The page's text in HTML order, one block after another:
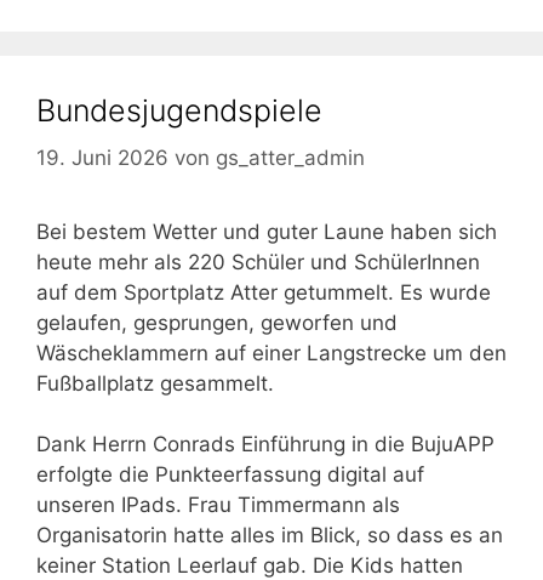
Bundesjugendspiele
19. Juni 2026 von gs_atter_admin
Bei bestem Wetter und guter Laune haben sich
heute mehr als 220 Schüler und SchülerInnen
auf dem Sportplatz Atter getummelt. Es wurde
gelaufen, gesprungen, geworfen und
Wäscheklammern auf einer Langstrecke um den
Fußballplatz gesammelt.
Dank Herrn Conrads Einführung in die BujuAPP
erfolgte die Punkteerfassung digital auf
unseren IPads. Frau Timmermann als
Organisatorin hatte alles im Blick, so dass es an
keiner Station Leerlauf gab. Die Kids hatten